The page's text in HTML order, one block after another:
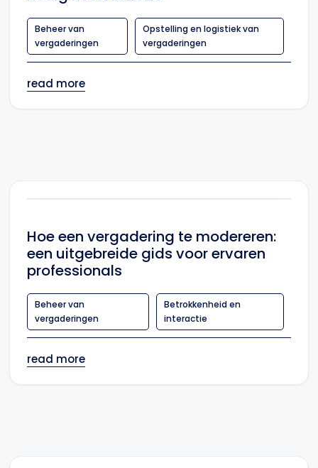
Beheer van
vergaderingen
Opstelling en logistiek van
vergaderingen
read more
Hoe een vergadering te modereren:
een uitgebreide gids voor ervaren
professionals
Beheer van
vergaderingen
Betrokkenheid en
interactie
read more